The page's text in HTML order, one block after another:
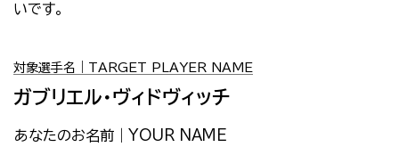
いです。
対象選手名｜TARGET PLAYER NAME
ガブリエル・ヴィドヴィッチ
あなたのお名前｜YOUR NAME